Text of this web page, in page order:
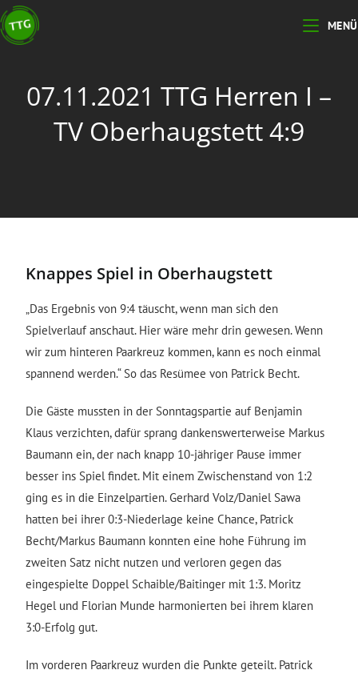
MENÜ
07.11.2021 TTG Herren I –
TV Oberhaugstett 4:9
Knappes Spiel in Oberhaugstett
„Das Ergebnis von 9:4 täuscht, wenn man sich den
Spielverlauf anschaut. Hier wäre mehr drin gewesen. Wenn
wir zum hinteren Paarkreuz kommen, kann es noch einmal
spannend werden.“ So das Resümee von Patrick Becht.
Die Gäste mussten in der Sonntagspartie auf Benjamin
Klaus verzichten, dafür sprang dankenswerterweise Markus
Baumann ein, der nach knapp 10-jähriger Pause immer
besser ins Spiel findet. Mit einem Zwischenstand von 1:2
ging es in die Einzelpartien. Gerhard Volz/Daniel Sawa
hatten bei ihrer 0:3-Niederlage keine Chance, Patrick
Becht/Markus Baumann konnten eine hohe Führung im
zweiten Satz nicht nutzen und verloren gegen das
eingespielte Doppel Schaible/Baitinger mit 1:3. Moritz
Hegel und Florian Munde harmonierten bei ihrem klaren
3:0-Erfolg gut.
Im vorderen Paarkreuz wurden die Punkte geteilt. Patrick